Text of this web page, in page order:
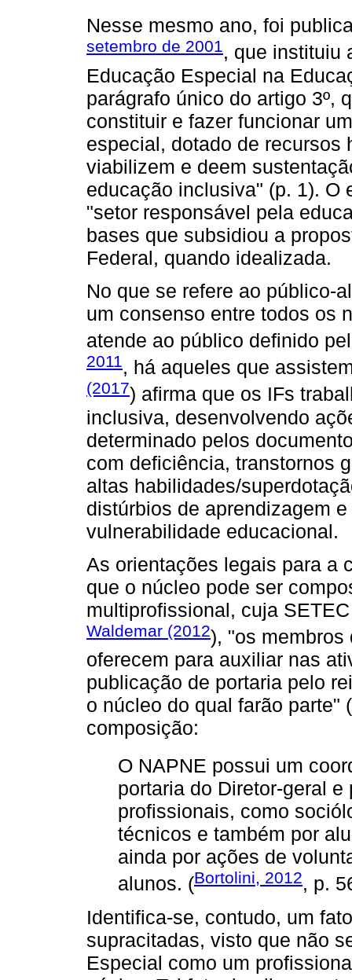
Nesse mesmo ano, foi
setembro de 2001, que instituiu
Educação Especial na
parágrafo único do artigo 3º,
constituir e fazer funcionar
especial, dotado de recursos
viabilizem e deem
educação inclusiva" (p. 1). O
"setor responsável pela
bases que subsidiou a
Federal, quando idealizada.
No que se refere ao público-
um consenso entre todos os
atende ao público definido
2011, há aqueles que
(2017) afirma que os IFs
inclusiva, desenvolvendo
determinado pelos
com deficiência, transtornos
altas habilidades/
distúrbios de aprendizagem
vulnerabilidade educacional.
As orientações legais para a
que o núcleo pode ser
multiprofissional, cuja
Waldemar (2012), "os membros
oferecem para auxiliar nas
publicação de portaria pelo
o núcleo do qual farão parte"
composição:
O NAPNE possui um
portaria do Diretor-geral
profissionais, como
técnicos e também por
ainda por ações de
alunos. (Bortolini, 2012, p.
Identifica-se, contudo, um
supracitadas, visto que não
Especial como um